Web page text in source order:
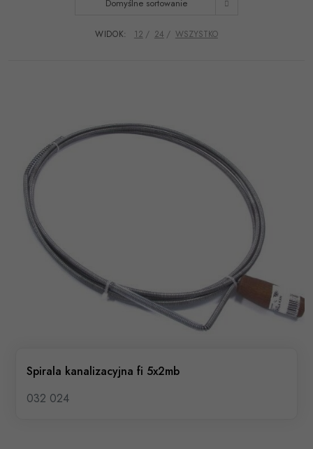
Domyślne sortowanie
WIDOK: 12 24 WSZYSTKO
Spirala kanalizacyjna fi 5x2mb
032 024